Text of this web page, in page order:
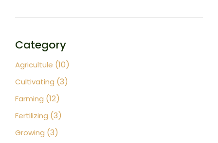
Category
Agricultule (10)
Cultivating (3)
Farming (12)
Fertilizing (3)
Growing (3)